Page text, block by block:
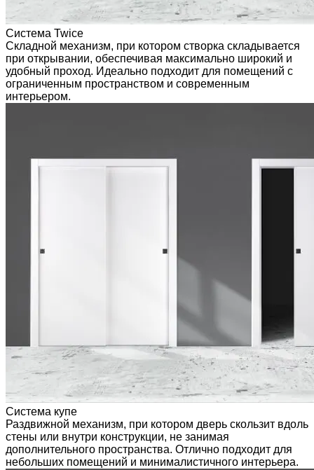
Система Twice
Складной механизм, при котором створка складывается
при открывании, обеспечивая максимально широкий и
удобный проход. Идеально подходит для помещений с
ограниченным пространством и современным
интерьером.
Система купе
Раздвижной механизм, при котором дверь скользит вдоль
стены или внутри конструкции, не занимая
дополнительного пространства. Отлично подходит для
небольших помещений и минималистичного интерьера.